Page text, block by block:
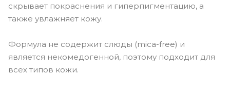
скрывает покраснения и гиперпигментацию, а
также увлажняет кожу.
Формула не содержит слюды (mica-free) и
является некомедогенной, поэтому подходит для
всех типов кожи.